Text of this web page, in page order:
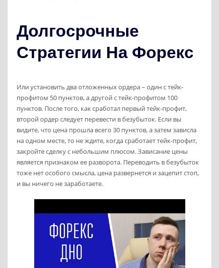
Долгосрочные
Стратегии На Форекс
Или установить два отложенных ордера – один с тейк-
профитом 50 пунктов, а другой с тейк-профитом 100
пунктов. После того, как сработал первый тейк-профит,
второй ордер следует перевести в безубыток. Если вы
видите, что цена прошла всего 30 пунктов, а затем зависла
на одном месте, то не ждите, когда сработает тейк-профит,
закройте сделку с небольшим плюсом. Зависание цены
является признаком ее разворота. Переводить в безубыток
тоже нет особого смысла, цена развернется и зацепит стоп,
и вы ничего не заработаете.